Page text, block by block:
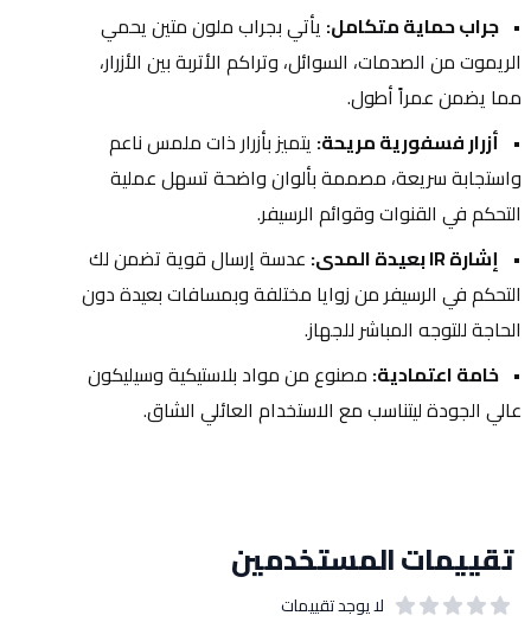
جراب حماية متكامل:
مما يضمن عمراً أطول.
أزرار فسفورية مريحة:
التحكم في القنوات وقوائم الرسيفر.
إشارة IR بعيدة المدى:
الحاجة للتوجه المباشر للجهاز.
خامة اعتمادية:
عالي الجودة ليتناسب مع الاستخدام العائلي الشاق.
تقييمات المستخدمين
لا يوجد تقييمات